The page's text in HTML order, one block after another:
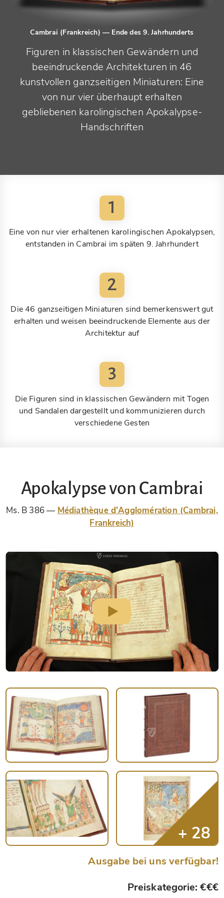
Cambrai (Frankreich) — Ende des 9. Jahrhunderts
Figuren in klassischen Gewändern und
beeindruckende Architekturen in 46
kunstvollen ganzseitigen Miniaturen: Eine
von nur vier überhaupt erhalten
gebliebenen karolingischen Apokalypse-
Handschriften
1
Eine von nur vier erhaltenen karolingischen Apokalypsen,
entstanden in Cambrai im späten 9. Jahrhundert
2
Die 46 ganzseitigen Miniaturen sind bemerkenswert gut
erhalten und weisen beeindruckende Elemente aus der
Architektur auf
3
Die Figuren sind in klassischen Gewändern mit Togen
und Sandalen dargestellt und kommunizieren durch
verschiedene Gesten
Apokalypse von Cambrai
Ms. B 386
Médiathèque d'Agglomération (Cambrai,
Frankreich)
Ausgabe bei uns verfügbar!
Preiskategorie: €€€